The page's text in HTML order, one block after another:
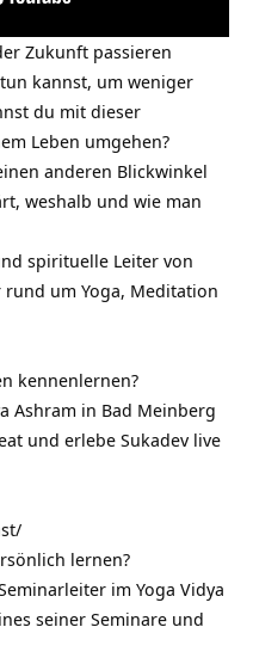
Zukunft passieren
kannst, um weniger
du mit dieser
Leben umgehen?
anderen Blickwinkel
weshalb und wie man
spirituelle Leiter von
um Yoga, Meditation
kennenlernen?
Ashram in Bad Meinberg
und erlebe Sukadev live
lernen?
im Yoga Vidya
seiner Seminare und